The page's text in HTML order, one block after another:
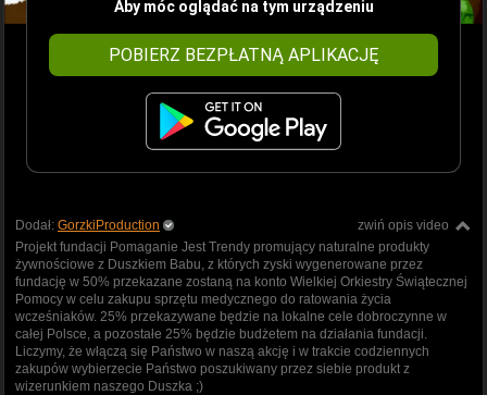
Aby móc oglądać na tym urządzeniu
POBIERZ BEZPŁATNĄ APLIKACJĘ
zwiń opis video
Dodał: GorzkiProduction
Projekt fundacji Pomaganie Jest Trendy promujący naturalne produkty
żywnościowe z Duszkiem Babu, z których zyski wygenerowane przez
fundację w 50% przekazane zostaną na konto Wielkiej Orkiestry Świątecznej
Pomocy w celu zakupu sprzętu medycznego do ratowania życia
wcześniaków. 25% przekazywane będzie na lokalne cele dobroczynne w
całej Polsce, a pozostałe 25% będzie budżetem na działania fundacji.
Liczymy, że włączą się Państwo w naszą akcję i w trakcie codziennych
zakupów wybierzecie Państwo poszukiwany przez siebie produkt z
wizerunkiem naszego Duszka ;)